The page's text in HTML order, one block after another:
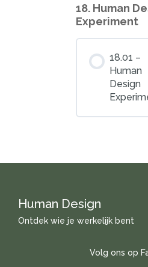
18. Human
Experiment
18.01 –
Human
Design
Human Design
Ontdek wie je werkelijk bent
Volg ons op